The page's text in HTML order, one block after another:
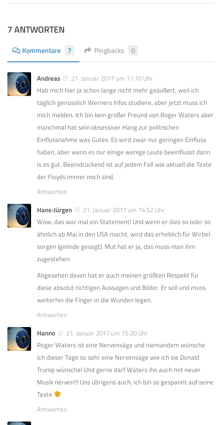
7 ANTWORTEN
Kommentare 7 Pingbacks 0
Andreas
21. Januar 2017 um 11:10 Uhr
Hab mich hier ja schon lange nicht mehr geäußert, weil ich
täglich genüsslich Werners Infos studiere, aber jetzt muss ich
mich melden. Ich bin kein großer Freund von Roger Waters aber
manchmal hat sein obsessiver Hang zur politischen
Einflussnahme was Gutes. Es wird zwar nur geringen Einfluss
haben, aber wenn es nur einige wenige Leute beeinflusst dann
is es gut. Beeindruckend ist auf jedem Fall wie aktuell die Texte
der Floyds immer noch sind.
Antworten
Hans-Jürgen
21. Januar 2017 um 14:52 Uhr
Wow, das war mal ein Statement! Und wenn er dies so oder so
ähnlich ab Mai in den USA macht, wird das erheblich für Wirbel
sorgen (gelinde gesagt). Mut hat er ja, das muss man ihm
zugestehen.
Abgesehen davon hat er auch meinen größten Respekt für
diese absolut richtigen Aussagen und Bilder. Er soll und muss
weiterhin die Finger in die Wunden legen.
Antworten
Hanno
21. Januar 2017 um 15:20 Uhr
Roger Waters ist eine Nervensäge und niemandem wünsche
ich dieser Tage so sehr eine Nervensäge wie ich sie Donald
Trump wünsche! Und gerne darf Waters ihn auch mit neuer
Musik nerven!!! Uns übrigens auch, ich bin so gespannt auf seine
Texte
Antworten